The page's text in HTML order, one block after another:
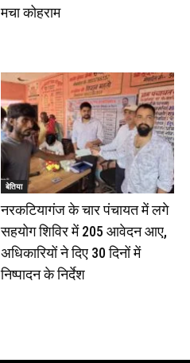
मचा कोहराम
बेतिया
नरकटियागंज के चार पंचायत में लगे
सहयोग शिविर में 205 आवेदन आए,
अधिकारियों ने दिए 30 दिनों में
निष्पादन के निर्देश